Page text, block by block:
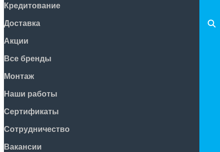
Кредитование
Доставка
Акции
Все бренды
Монтаж
Наши работы
Сертификаты
Сотрудничество
Вакансии